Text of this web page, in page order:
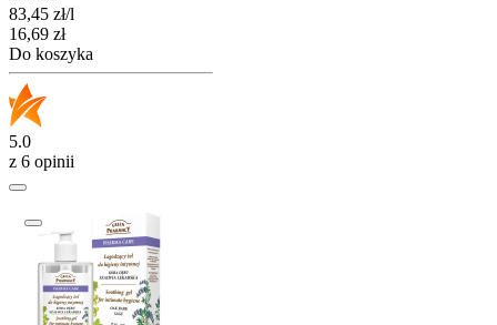
83,45 zł/l
Cena
16,69 zł
Do koszyka
5.0
z 6 opinii